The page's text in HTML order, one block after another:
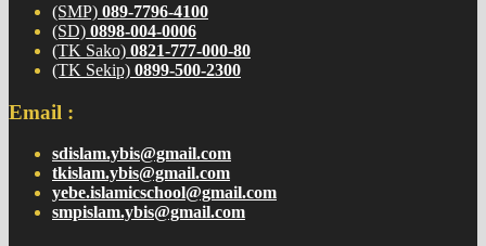
(SMP) 089-7796-4100
(SD) 0898-004-0006
(TK Sako) 0821-777-000-80
(TK Sekip) 0899-500-2300
Email :
sdislam.ybis@gmail.com
tkislam.ybis@gmail.com
yebe.islamicschool@gmail.com
smpislam.ybis@gmail.com